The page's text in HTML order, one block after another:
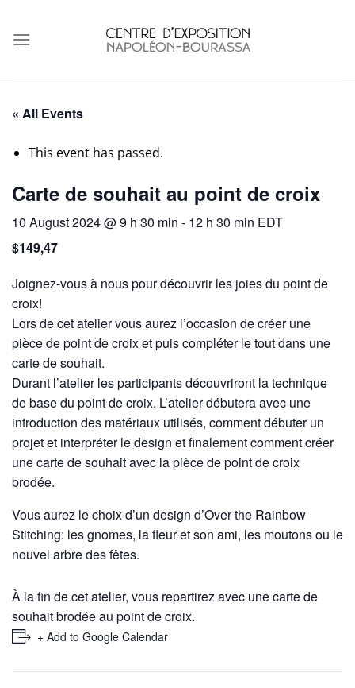
content
« All Events
This event has passed.
Carte de souhait au point de croix
10 August 2024 @ 9 h 30 min - 12 h 30 min EDT
$149,47
Joignez-vous à nous pour découvrir les joies du point de
croix!
Lors de cet atelier vous aurez l’occasion de créer une
pièce de point de croix et puis compléter le tout dans une
carte de souhait.
Durant l’atelier les participants découvriront la technique
de base du point de croix. L’atelier débutera avec une
introduction des matériaux utilisés, comment débuter un
projet et interpréter le design et finalement comment créer
une carte de souhait avec la pièce de point de croix
brodée.
Vous aurez le choix d’un design d’Over the Rainbow
Stitching: les gnomes, la fleur et son ami, les moutons ou le
nouvel arbre des fêtes.
À la fin de cet atelier, vous repartirez avec une carte de
souhait brodée au point de croix.
+ Add to Google Calendar